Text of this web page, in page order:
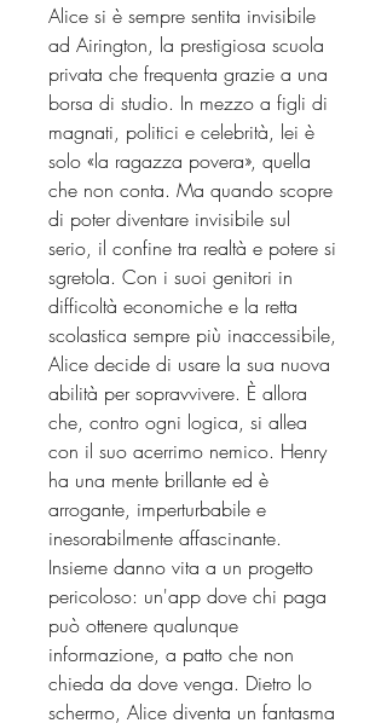
Alice si è sempre sentita invisibile
ad Airington, la prestigiosa scuola
privata che frequenta grazie a una
borsa di studio. In mezzo a figli di
magnati, politici e celebrità, lei è
solo «la ragazza povera», quella
che non conta. Ma quando scopre
di poter diventare invisibile sul
serio, il confine tra realtà e potere si
sgretola. Con i suoi genitori in
difficoltà economiche e la retta
scolastica sempre più inaccessibile,
Alice decide di usare la sua nuova
abilità per sopravvivere. È allora
che, contro ogni logica, si allea
con il suo acerrimo nemico. Henry
ha una mente brillante ed è
arrogante, imperturbabile e
inesorabilmente affascinante.
Insieme danno vita a un progetto
pericoloso: un'app dove chi paga
può ottenere qualunque
informazione, a patto che non
chieda da dove venga. Dietro lo
schermo, Alice diventa un fantasma